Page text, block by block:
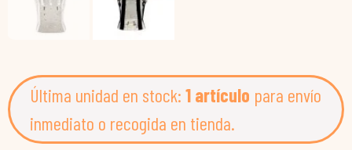
Última unidad en stock: 1 artículo para envío
inmediato o recogida en tienda.